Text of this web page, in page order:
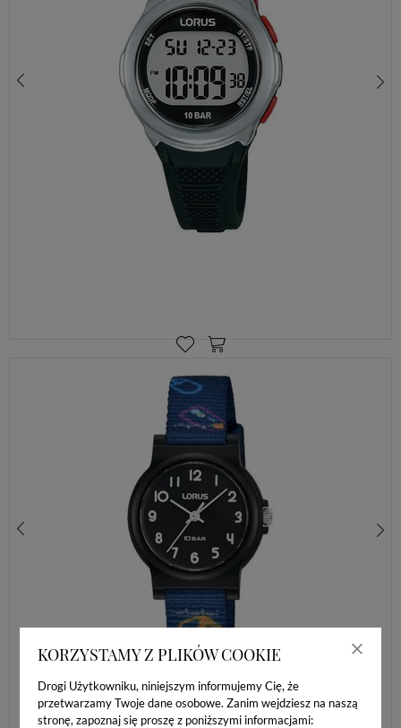
KORZYSTAMY Z PLIKÓW COOKIE
Drogi Użytkowniku, niniejszym informujemy Cię, że
przetwarzamy Twoje dane osobowe. Zanim wejdziesz na naszą
stronę, zapoznaj się proszę z poniższymi informacjami:
139,00 zł 107,00 zł